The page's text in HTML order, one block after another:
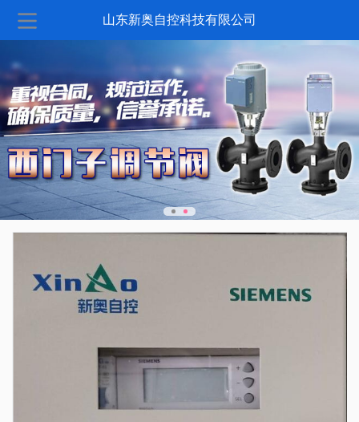
山东新奥自控科技有限公司